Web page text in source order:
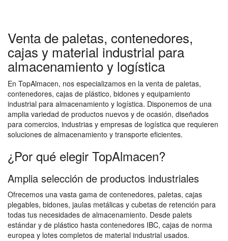
Venta de paletas, contenedores,
cajas y material industrial para
almacenamiento y logística
En TopAlmacen, nos especializamos en la venta de paletas,
contenedores, cajas de plástico, bidones y equipamiento
industrial para almacenamiento y logística. Disponemos de una
amplia variedad de productos nuevos y de ocasión, diseñados
para comercios, industrias y empresas de logística que requieren
soluciones de almacenamiento y transporte eficientes.
¿Por qué elegir TopAlmacen?
Amplia selección de productos industriales
Ofrecemos una vasta gama de contenedores, paletas, cajas
plegables, bidones, jaulas metálicas y cubetas de retención para
todas tus necesidades de almacenamiento. Desde palets
estándar y de plástico hasta contenedores IBC, cajas de norma
europea y lotes completos de material industrial usados.